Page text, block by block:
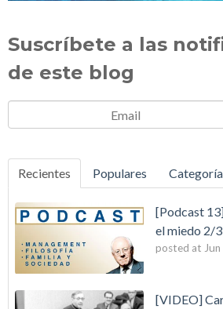
Suscríbete a las
de este blog
Recientes Populares
[Podcast
el miedo 2/3
posted at
[VIDEO]